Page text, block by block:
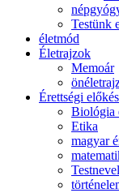
Testünk
életmód
Életrajzok
Memoár
Érettségi
Biológia
Etika
magyar